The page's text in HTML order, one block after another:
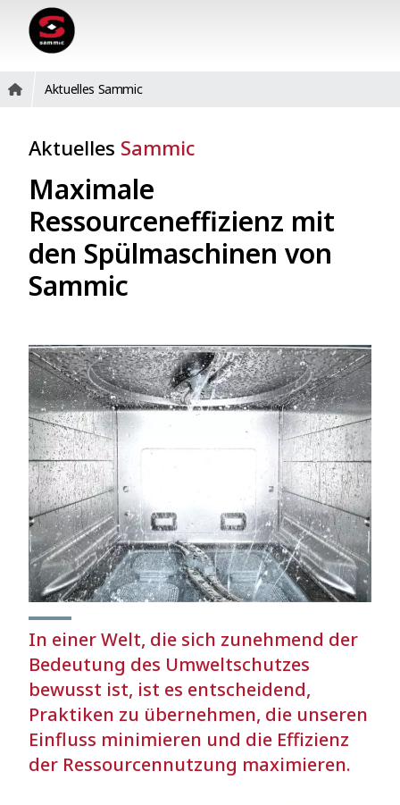
Aktuelles Sammic
Aktuelles Sammic
Maximale
Ressourceneffizienz mit
den Spülmaschinen von
Sammic
In einer Welt, die sich zunehmend der
Bedeutung des Umweltschutzes
bewusst ist, ist es entscheidend,
Praktiken zu übernehmen, die unseren
Einfluss minimieren und die Effizienz
der Ressourcennutzung maximieren.